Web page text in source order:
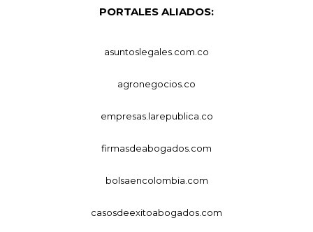
PORTALES ALIADOS:
asuntoslegales.com.co
agronegocios.co
empresas.larepublica.co
firmasdeabogados.com
bolsaencolombia.com
casosdeexitoabogados.com